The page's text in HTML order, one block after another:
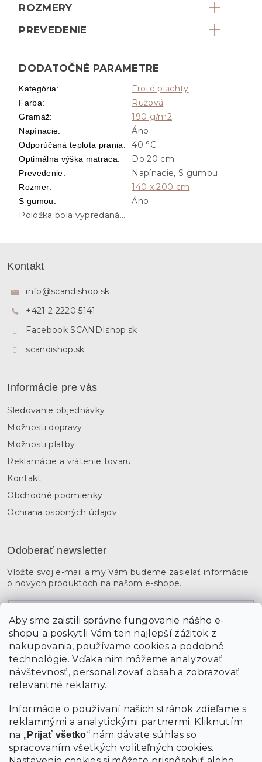
Aby sme zaistili správne fungovanie nášho e-
shopu a poskytli Vám ten najlepší zážitok z
nakupovania, používame cookies a podobné
technológie. Vďaka nim môžeme analyzovať
návštevnosť, personalizovať obsah a zobrazovať
relevantné reklamy.
Informácie o používaní našich stránok zdieľame s
reklamnými a analytickými partnermi. Kliknutím
na „Prijať všetko“ nám dávate súhlas so
spracovaním všetkých voliteľných cookies.
ROZMERY
PREVEDENIE
DODATOČNÉ PARAMETRE
Kategória: Froté plachty
Farba: Ružová
Gramáž: 190 g/m2
Napínacie: Áno
Odporúčaná teplota prania: 40 °C
Optimálna výška matraca: Do 20 cm
Prevedenie: Napínacie, S gumou
Rozmer: 140 x 200 cm
S gumou:
Áno
Položka bola vypredaná…
Kontakt
info@scandishop.sk
+421 2 2220 5141
Facebook SCANDIshop.sk
scandishop.sk
Informácie pre vás
Sledovanie objednávky
Možnosti dopravy
Možnosti platby
Reklamácie a vrátenie tovaru
Kontakt
Obchodné podmienky
Ochrana osobných údajov
Odoberať newsletter
Vložte svoj e-mail a my Vám budeme zasielať informácie
o nových produktoch na našom e-shope.
Vložením údajov súhlasíte s podmienkami ochrany
osobných údajov
PRIHLÁSIŤ SA